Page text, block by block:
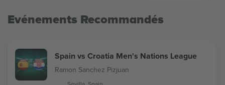
Evénements Recommandés
Spain vs Croatia Men's Nations League
Ramon Sanchez Pizjuan